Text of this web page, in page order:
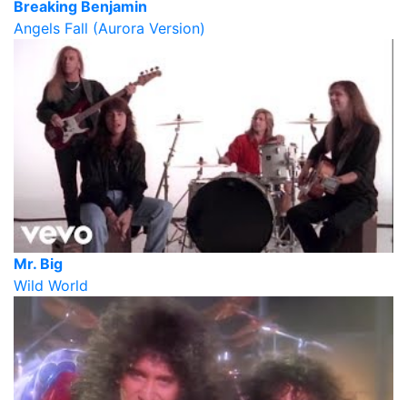
Breaking Benjamin
Angels Fall (Aurora Version)
Mr. Big
Wild World